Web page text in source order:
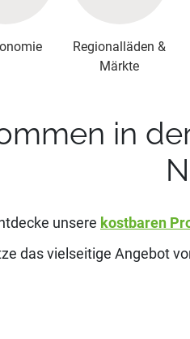
Regionalläden &
Märkte
in
unsere kostbaren
das vielseitige Angebot